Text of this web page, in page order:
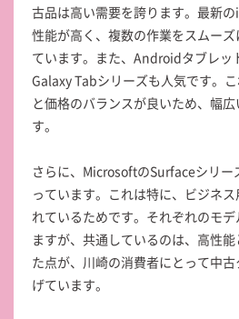
古品は高い需要を誇ります。最新の
性能が高く、複数の作業をスムー
ています。また、Androidタブレッ
Galaxy Tabシリーズも人気です。
と価格のバランスが良いため、幅
す。
さらに、MicrosoftのSurfaceシリー
っています。これは特に、ビジネ
れているためです。それぞれのモ
ますが、共通しているのは、高性
た点が、川崎の消費者にとって中
げています。